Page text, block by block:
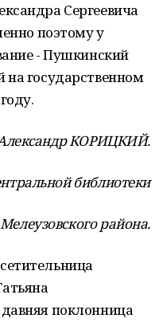
Сергеевича
поэтому у
- Пушкинский
на государственном
КОРИЦКИЙ.
библиотеки
района.
поклонница